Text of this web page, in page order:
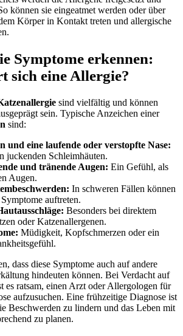
können sie eingeatmet werden oder über
Körper in Kontakt treten und allergische
Symptome erkennen:
sich eine Allergie?
sind vielfältig und können
sein. Typische Anzeichen einer
sind:
und eine laufende oder verstopfte Nase:
juckenden Schleimhäuten.
und tränende Augen: Ein Gefühl, als
Augen.
In schweren Fällen können
auftreten.
Besonders bei direktem
oder Katzenallergenen.
Müdigkeit, Kopfschmerzen oder ein
dass diese Symptome auch auf andere
hindeuten können. Bei Verdacht auf
es ratsam, einen Arzt oder Allergologen für
aufzusuchen. Eine frühzeitige Diagnose ist
Beschwerden zu lindern und das Leben mit
zu planen.